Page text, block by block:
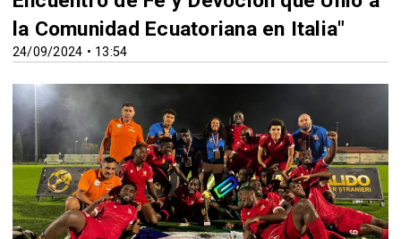
24/09/2024 • 13:54
la Comunidad Ecuatoriana en Italia"